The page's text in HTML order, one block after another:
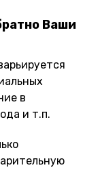
Ваши
в
и т.п.